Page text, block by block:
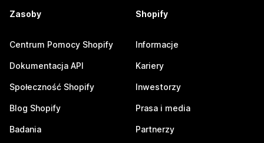
Zasoby
Centrum Pomocy Shopify
Dokumentacja API
Społeczność Shopify
Blog Shopify
Badania
Shopify
Informacje
Kariery
Inwestorzy
Prasa i media
Partnerzy